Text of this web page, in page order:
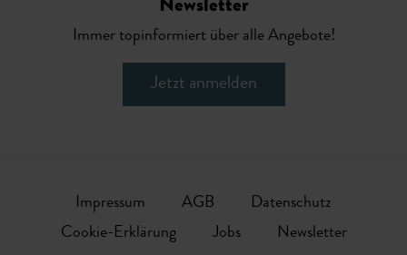
Newsletter
Immer topinformiert über alle Angebote!
Jetzt anmelden
Impressum AGB
Datenschutz
Cookie-Erklärung
Jobs
Newsletter